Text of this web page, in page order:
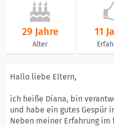
29 Jahre
Alter
11
Hallo liebe Eltern,
ich heiße Diana, bin
und habe ein gutes Gespür
Neben meiner Erfahrung